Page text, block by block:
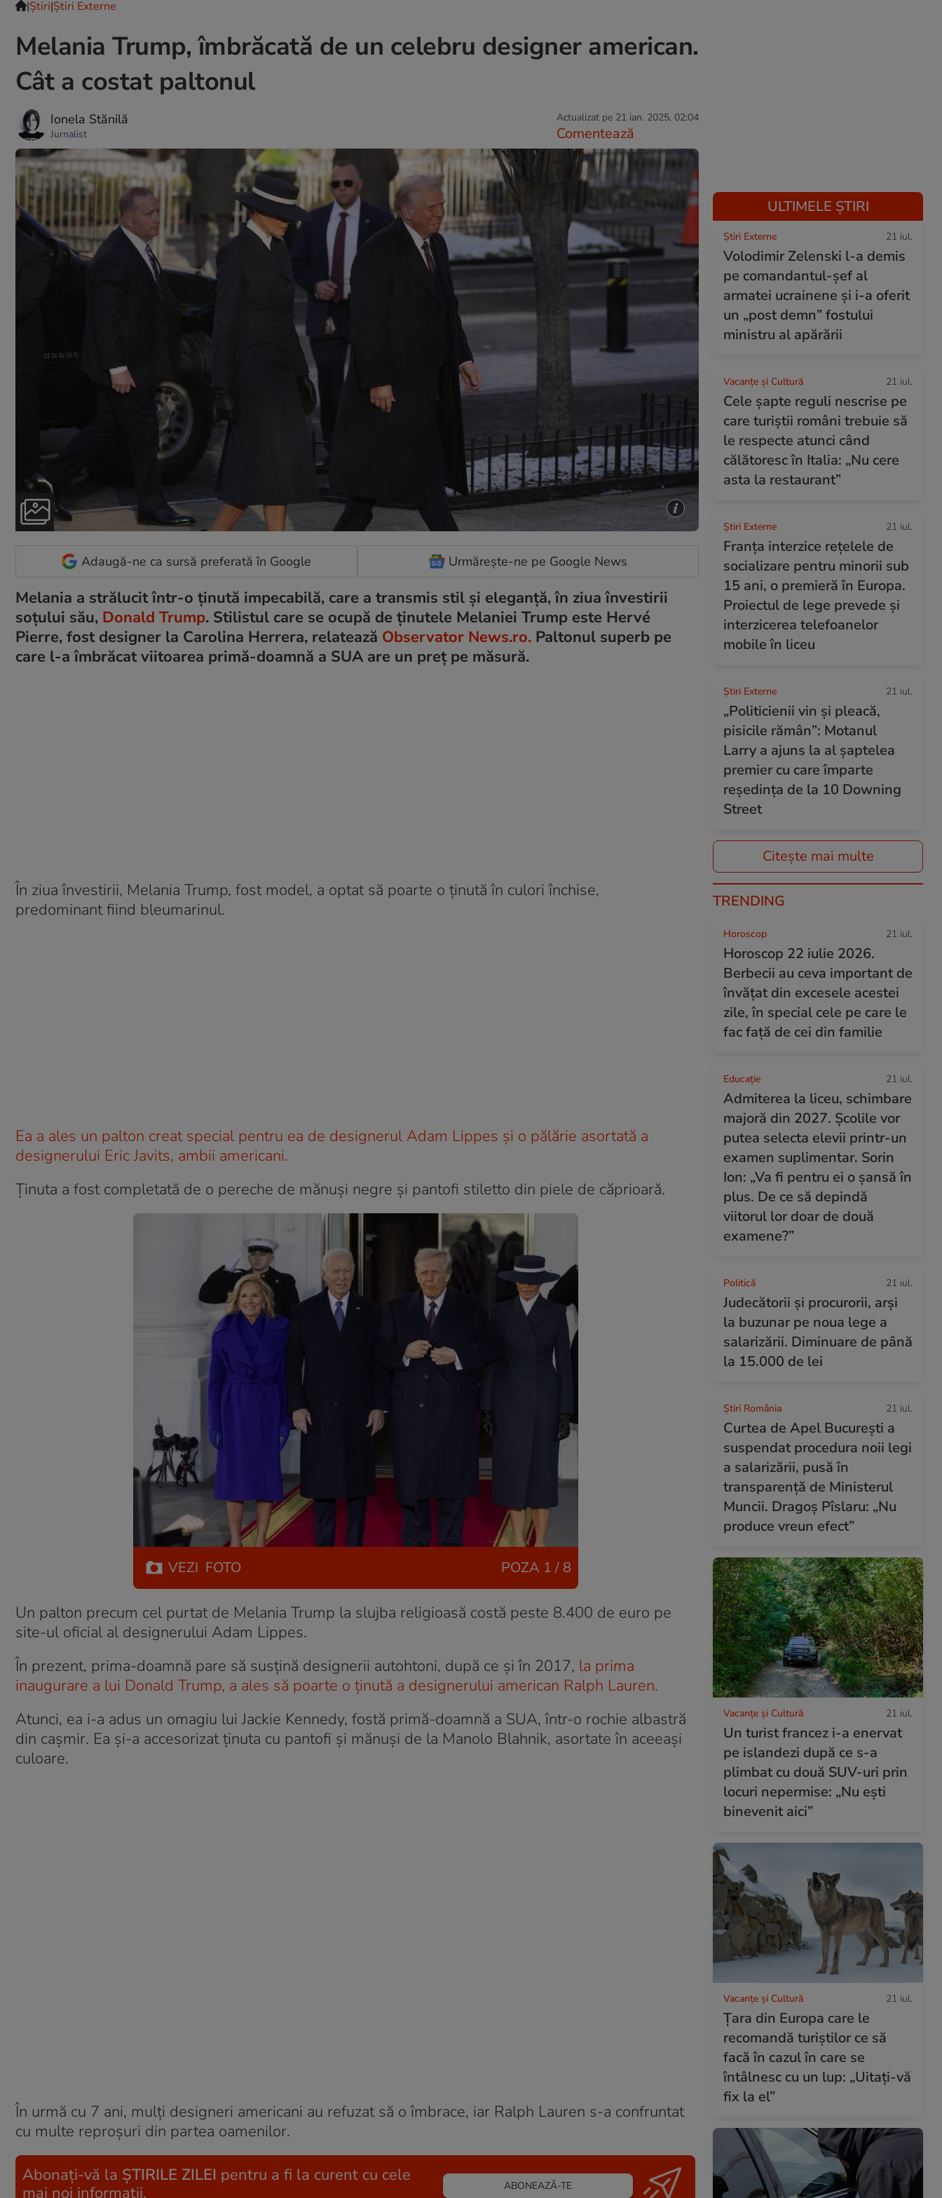
|Ştiri|Știri Externe
Melania Trump, îmbrăcată de un celebru designer american.
Cât a costat paltonul
Ionela Stănilă
Jurnalist
Actualizat pe 21 ian. 2025, 02:04
Comentează
Adaugă-ne ca sursă preferată în Google Urmărește-ne pe Google News
Melania a strălucit într-o ținută impecabilă, care a transmis stil și eleganță, în ziua învestirii
soțului său, Donald Trump. Stilistul care se ocupă de ținutele Melaniei Trump este Hervé
Pierre, fost designer la Carolina Herrera, relatează Observator News.ro. Paltonul superb pe
care l-a îmbrăcat viitoarea primă-doamnă a SUA are un preț pe măsură.
În ziua învestirii, Melania Trump, fost model, a optat să poarte o ţinută în culori închise,
predominant fiind bleumarinul.
Ea a ales un palton creat special pentru ea de designerul Adam Lippes și o pălărie asortată a
designerului Eric Javits, ambii americani.
Ţinuta a fost completată de o pereche de mănuşi negre şi pantofi stiletto din piele de căprioară.
VEZI FOTO POZA 1 / 8
Un palton precum cel purtat de Melania Trump la slujba religioasă costă peste 8.400 de euro pe
site-ul oficial al designerului Adam Lippes.
În prezent, prima-doamnă pare să susţină designerii autohtoni, după ce şi în 2017, la prima
inaugurare a lui Donald Trump, a ales să poarte o ţinută a designerului american Ralph Lauren.
Atunci, ea i-a adus un omagiu lui Jackie Kennedy, fostă primă-doamnă a SUA, într-o rochie albastră
din cașmir. Ea şi-a accesorizat ținuta cu pantofi și mănuși de la Manolo Blahnik, asortate în aceeași
culoare.
În urmă cu 7 ani, mulți designeri americani au refuzat să o îmbrace, iar Ralph Lauren s-a confruntat
cu multe reproșuri din partea oamenilor.
Abonați-vă la ȘTIRILE ZILEI pentru a fi la curent cu cele
mai noi informații.
ABONEAZĂ-TE
ULTIMELE ȘTIRI
Știri Externe 21 iul.
Volodimir Zelenski l-a demis
pe comandantul-șef al
armatei ucrainene și i-a oferit
un „post demn” fostului
ministru al apărării
Vacanțe și Cultură 21 iul.
Cele șapte reguli nescrise pe
care turiștii români trebuie să
le respecte atunci când
călătoresc în Italia: „Nu cere
asta la restaurant”
Știri Externe 21 iul.
Franța interzice rețelele de
socializare pentru minorii sub
15 ani, o premieră în Europa.
Proiectul de lege prevede şi
interzicerea telefoanelor
mobile în liceu
Știri Externe 21 iul.
„Politicienii vin și pleacă,
pisicile rămân”: Motanul
Larry a ajuns la al șaptelea
premier cu care împarte
reședința de la 10 Downing
Street
Citește mai multe
TRENDING
Horoscop 21 iul.
Horoscop 22 iulie 2026.
Berbecii au ceva important de
învățat din excesele acestei
zile, în special cele pe care le
fac față de cei din familie
Educație 21 iul.
Admiterea la liceu, schimbare
majoră din 2027. Școlile vor
putea selecta elevii printr-un
examen suplimentar. Sorin
Ion: „Va fi pentru ei o șansă în
plus. De ce să depindă
viitorul lor doar de două
examene?”
Politică 21 iul.
Judecătorii și procurorii, arși
la buzunar pe noua lege a
salarizării. Diminuare de până
la 15.000 de lei
Știri România 21 iul.
Curtea de Apel București a
suspendat procedura noii legi
a salarizării, pusă în
transparență de Ministerul
Muncii. Dragoș Pîslaru: „Nu
produce vreun efect”
Vacanțe și Cultură 21 iul.
Un turist francez i-a enervat
pe islandezi după ce s-a
plimbat cu două SUV-uri prin
locuri nepermise: „Nu ești
binevenit aici”
Vacanțe și Cultură 21 iul.
Țara din Europa care le
recomandă turiștilor ce să
facă în cazul în care se
întâlnesc cu un lup: „Uitați-vă
fix la el”